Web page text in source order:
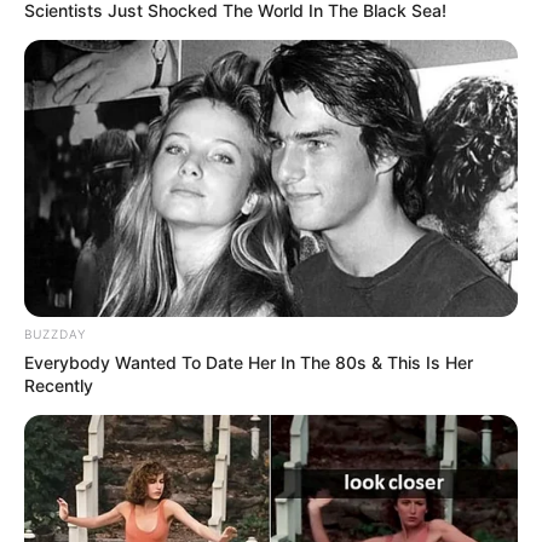
NOTICIAS ANTIOQUIA
ALERTA PAISA
MANTÉNGASE EN ALERTA
Tenemos todas las noticias que le
interesan. Para estar bien informado, por
favor, active las notificaciones de Alerta.
ACTIVAR AHORA
TEMAS DESTACADOS
EMERGENCIAS POR LLUVIAS
METRO DE MEDELLÍN
Scientists Just Shocked The World In The Black Sea!
BUZZDAY
Everybody Wanted To Date Her In The 80s & This Is Her
Recently